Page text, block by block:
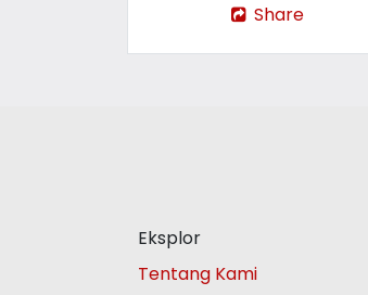
Share
Eksplor
Tentang Kami